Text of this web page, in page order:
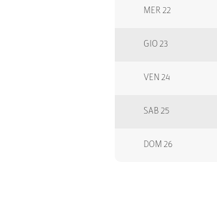
MER 22
GIO 23
VEN 24
SAB 25
DOM 26